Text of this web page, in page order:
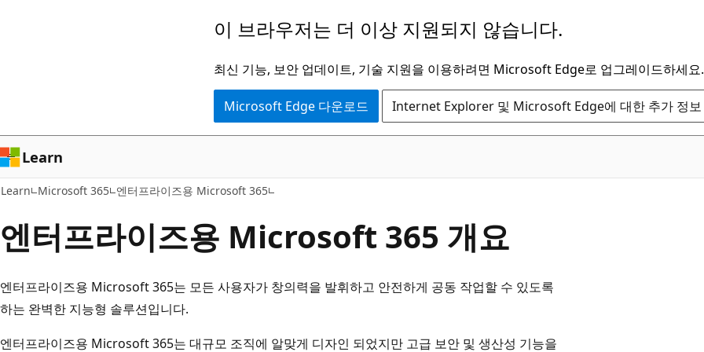
로
건
너
뛰
기
이 브라우저는 더 이상 지원되지 않습니다.
최신 기능, 보안 업데이트, 기술 지원을 이용하려면 Microsoft Edge로 업그레이드하세요.
Microsoft Edge 다운로드 Internet Explorer 및 Microsoft Edge에 대한 추가 정보
Learn
Learn Microsoft 365 엔터프라이즈용 Microsoft 365
엔터프라이즈용 Microsoft 365 개요
엔터프라이즈용 Microsoft 365는 모든 사용자가 창의력을 발휘하고 안전하게 공동 작업할 수 있도록
하는 완벽한 지능형 솔루션입니다.
엔터프라이즈용 Microsoft 365는 대규모 조직에 알맞게 디자인 되었지만 고급 보안 및 생산성 기능을